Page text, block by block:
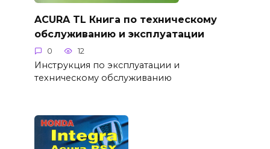
ACURA TL Книга по техническому
обслуживанию и эксплуатации
0 12
Инструкция по эксплуатации и
техническому обслуживанию